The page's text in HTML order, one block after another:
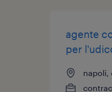
agente
per
napoli,